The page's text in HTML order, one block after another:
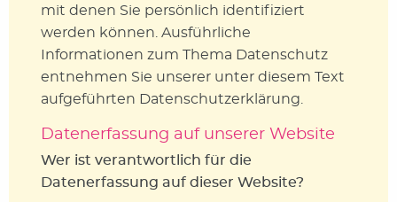
mit denen Sie persönlich identifiziert
werden können. Ausführliche
Informationen zum Thema Datenschutz
entnehmen Sie unserer unter diesem Text
aufgeführten Datenschutzerklärung.
Datenerfassung auf unserer Website
Wer ist verantwortlich für die
Datenerfassung auf dieser Website?